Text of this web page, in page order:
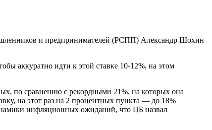
и предпринимателей (РСПП) Александр Шохин
аккуратно идти к этой ставке 10-12%, на этом
по сравнению с рекордными 21%, на которых она
на этот раз на 2 процентных пункта — до 18%
инфляционных ожиданий, что ЦБ назвал